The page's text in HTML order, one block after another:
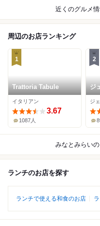
近くのグルメ
周辺のお店ランキング
1
Trattoria Tabule
イタリアン
3.67
1087人
2
ジ
ツ
みなとみらい
ランチのお店を探す
ランチで使える和食のお店